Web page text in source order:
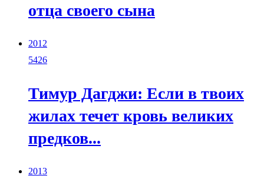
отца своего сына
2012
5426
Тимур Дагджи: Если в твоих
жилах течет кровь великих
предков...
2013